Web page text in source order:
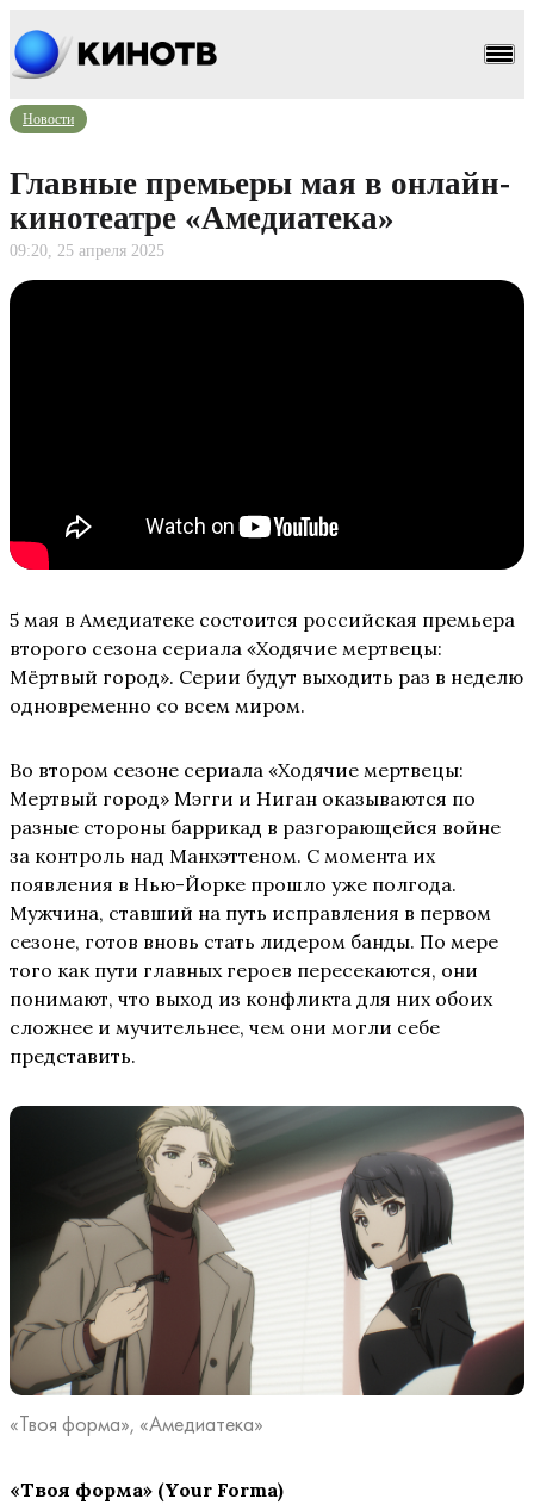
Новости
Главные премьеры мая в онлайн-
кинотеатре «Амедиатека»
09:20, 25 апреля 2025
5 мая в Амедиатеке состоится российская премьера
второго сезона сериала «Ходячие мертвецы:
Мёртвый город». Серии будут выходить раз в неделю
одновременно со всем миром.
Во втором сезоне сериала «Ходячие мертвецы:
Мертвый город» Мэгги и Ниган оказываются по
разные стороны баррикад в разгорающейся войне
за контроль над Манхэттеном. С момента их
появления в Нью-Йорке прошло уже полгода.
Мужчина, ставший на путь исправления в первом
сезоне, готов вновь стать лидером банды. По мере
того как пути главных героев пересекаются, они
понимают, что выход из конфликта для них обоих
сложнее и мучительнее, чем они могли себе
представить.
«Твоя форма», «Амедиатека»
«Твоя форма» (Your Forma)